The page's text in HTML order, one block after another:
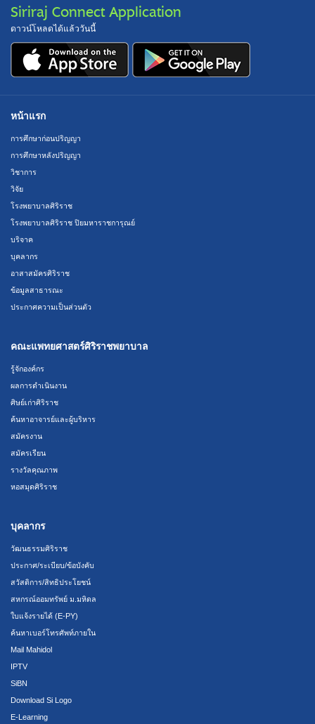
Siriraj Connect Application
ดาวน์โหลดได้แล้ววันนี้
หน้าแรก
การศึกษาก่อนปริญญา
การศึกษาหลังปริญญา
วิชาการ
วิจัย
โรงพยาบาลศิริราช
โรงพยาบาลศิริราช ปิยมหาราชการุณย์
บริจาค
บุคลากร
อาสาสมัครศิริราช
ข้อมูลสาธารณะ
ประกาศความเป็นส่วนตัว
คณะแพทยศาสตร์ศิริราชพยาบาล
รู้จักองค์กร
ผลการดำเนินงาน
ศิษย์เก่าศิริราช
ค้นหาอาจารย์และผู้บริหาร
สมัครงาน
สมัครเรียน
รางวัลคุณภาพ
หอสมุดศิริราช
บุคลากร
วัฒนธรรมศิริราช
ประกาศ/ระเบียบ/ข้อบังคับ
สวัสดิการ/สิทธิประโยชน์
สหกรณ์ออมทรัพย์ ม.มหิดล
ใบแจ้งรายได้ (E-PY)
ค้นหาเบอร์โทรศัพท์ภายใน
Mail Mahidol
IPTV
SiBN
Download Si Logo
E-Learning